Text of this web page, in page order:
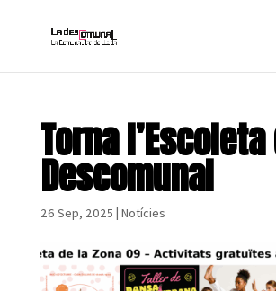
Torna
Descomunal
26 Sep, 2025 | Notícies